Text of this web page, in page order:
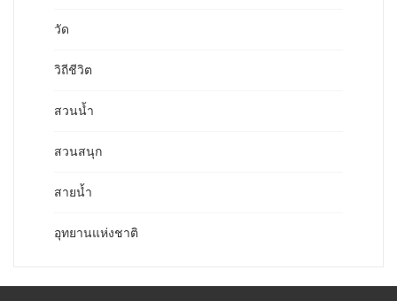
วัด
วิถีชีวิต
สวนน้ำ
สวนสนุก
สายน้ำ
อุทยานแห่งชาติ